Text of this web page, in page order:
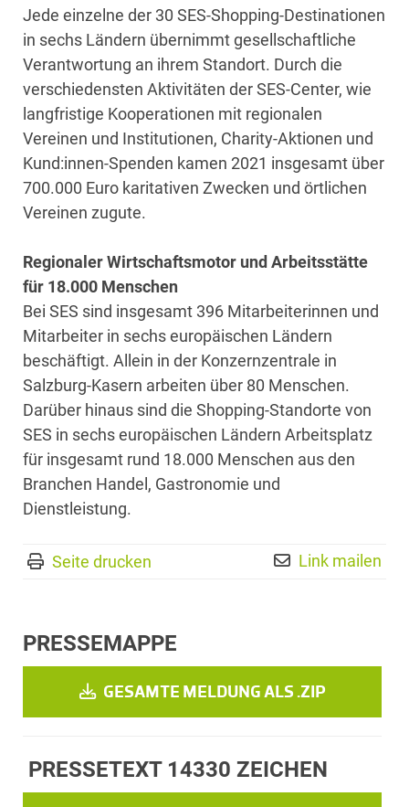
Jede einzelne der 30 SES-Shopping-Destinationen
in sechs Ländern übernimmt gesellschaftliche
Verantwortung an ihrem Standort. Durch die
verschiedensten Aktivitäten der SES-Center, wie
langfristige Kooperationen mit regionalen
Vereinen und Institutionen, Charity-Aktionen und
Kund:innen-Spenden kamen 2021 insgesamt über
700.000 Euro karitativen Zwecken und örtlichen
Vereinen zugute.
Regionaler Wirtschaftsmotor und Arbeitsstätte
für 18.000 Menschen
Bei SES sind insgesamt 396 Mitarbeiterinnen und
Mitarbeiter in sechs europäischen Ländern
beschäftigt. Allein in der Konzernzentrale in
Salzburg-Kasern arbeiten über 80 Menschen.
Darüber hinaus sind die Shopping-Standorte von
SES in sechs europäischen Ländern Arbeitsplatz
für insgesamt rund 18.000 Menschen aus den
Branchen Handel, Gastronomie und
Dienstleistung.
Seite drucken Link mailen
PRESSEMAPPE
GESAMTE MELDUNG ALS .ZIP
PRESSETEXT 14330 ZEICHEN